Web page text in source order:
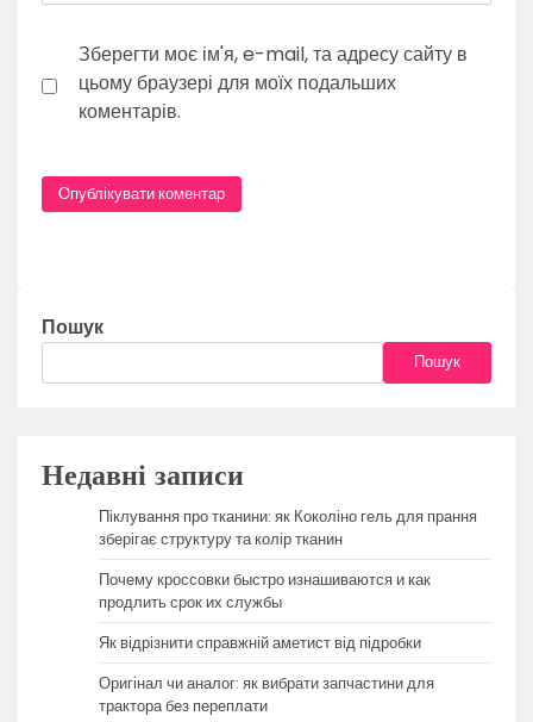
Зберегти моє ім'я, e-mail, та адресу сайту в
цьому браузері для моїх подальших
коментарів.
Пошук
Пошук
Недавні записи
Піклування про тканини: як Коколіно гель для прання
зберігає структуру та колір тканин
Почему кроссовки быстро изнашиваются и как
продлить срок их службы
Як відрізнити справжній аметист від підробки
Оригінал чи аналог: як вибрати запчастини для
трактора без переплати